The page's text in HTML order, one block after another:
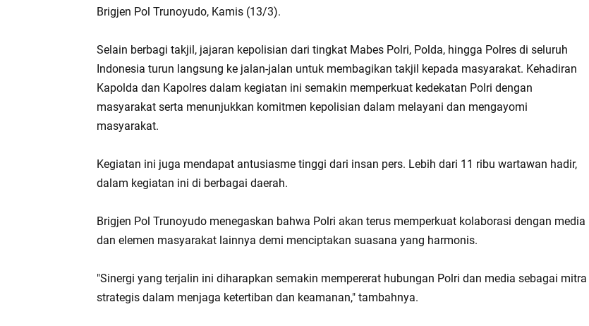
Brigjen Pol Trunoyudo, Kamis (13/3).
Selain berbagi takjil, jajaran kepolisian dari tingkat Mabes Polri, Polda, hingga Polres di seluruh
Indonesia turun langsung ke jalan-jalan untuk membagikan takjil kepada masyarakat. Kehadiran
Kapolda dan Kapolres dalam kegiatan ini semakin memperkuat kedekatan Polri dengan
masyarakat serta menunjukkan komitmen kepolisian dalam melayani dan mengayomi
masyarakat.
Kegiatan ini juga mendapat antusiasme tinggi dari insan pers. Lebih dari 11 ribu wartawan hadir,
dalam kegiatan ini di berbagai daerah.
Brigjen Pol Trunoyudo menegaskan bahwa Polri akan terus memperkuat kolaborasi dengan media
dan elemen masyarakat lainnya demi menciptakan suasana yang harmonis.
"Sinergi yang terjalin ini diharapkan semakin mempererat hubungan Polri dan media sebagai mitra
strategis dalam menjaga ketertiban dan keamanan," tambahnya.